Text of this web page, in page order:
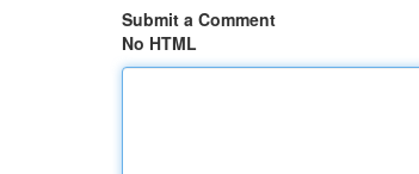
Submit a Comment
No HTML